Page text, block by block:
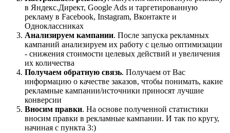
в Яндекс.Директ, Google Ads и таргетированную
рекламу в Facebook, Instagram, Вконтакте и
Одноклассниках
Анализируем кампании. После запуска рекламных
кампаний анализируем их работу с целью оптимизации
- снижения стоимости целевых действий и увеличения
их количества
Получаем обратную связь. Получаем от Вас
информацию о качестве заказов, чтобы понимать, какие
рекламные кампании/источники приносят лучшие
конверсии
Вносим правки. На основе полученной статистики
вносим правки в рекламные кампании. И так по кругу,
начиная с пункта 3:)